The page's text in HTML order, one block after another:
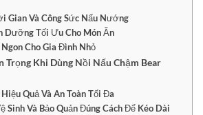
Gian Và Công Sức Nấu Nướng
Dưỡng Tối Ưu Cho Món Ăn
Cho Gia Đình Nhỏ
Trọng Khi Dùng Nồi Nấu Chậm Bear
Quả Và An Toàn Tối Đa
Sinh Và Bảo Quản Đúng Cách Để Kéo Dài